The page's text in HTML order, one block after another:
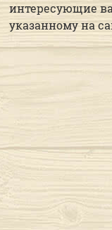
интересующие
указанному на